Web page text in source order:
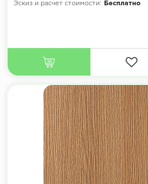
Эскиз и расчет стоимости:
Бесплатно